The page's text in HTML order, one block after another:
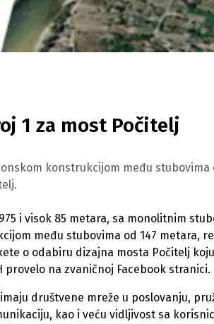
1 za most Počitelj
konstrukcijom među stubovima
i visok 85 metara, sa monolitnim
među stubovima od 147 metara,
o odabiru dizajna mosta Počitelj koju
provelo na zvaničnoj Facebook stranici.
društvene mreže u poslovanju,
kao i veću vidljivost sa